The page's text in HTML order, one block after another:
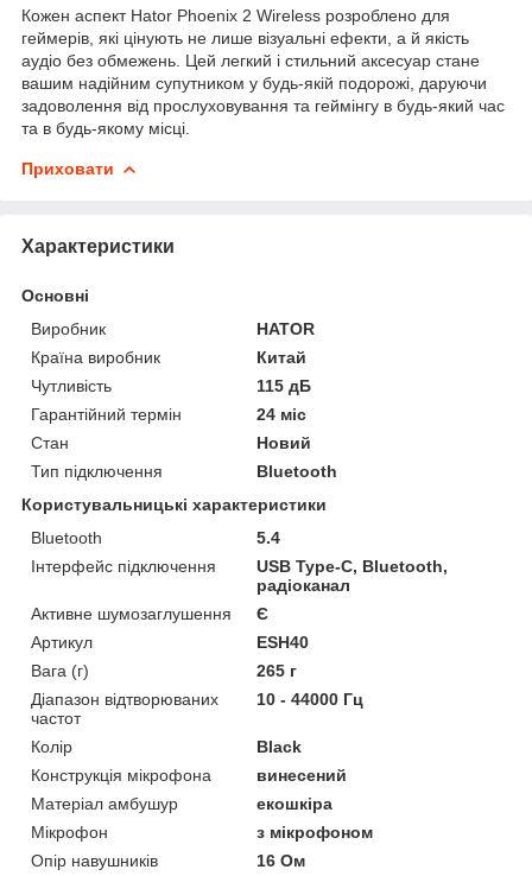
Кожен аспект Hator Phoenix 2 Wireless розроблено для
геймерів, які цінують не лише візуальні ефекти, а й якість
аудіо без обмежень. Цей легкий і стильний аксесуар стане
вашим надійним супутником у будь-якій подорожі, даруючи
задоволення від прослуховування та геймінгу в будь-який час
та в будь-якому місці.
Приховати
Характеристики
Основні
Виробник
HATOR
Країна виробник
Китай
Чутливість
115 дБ
Гарантійний термін
24 міс
Стан
Новий
Тип підключення
Bluetooth
Користувальницькі характеристики
Bluetooth
5.4
Інтерфейс підключення
USB Type-C, Bluetooth,
радіоканал
Активне шумозаглушення
Є
Артикул
ESH40
Вага (г)
265 г
Діапазон відтворюваних
частот
10 - 44000 Гц
Колір
Black
Конструкція мікрофона
винесений
Матеріал амбушур
екошкіра
Мікрофон
з мікрофоном
Опір навушників
16 Ом